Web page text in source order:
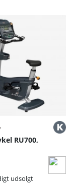
RU700,
udsolgt